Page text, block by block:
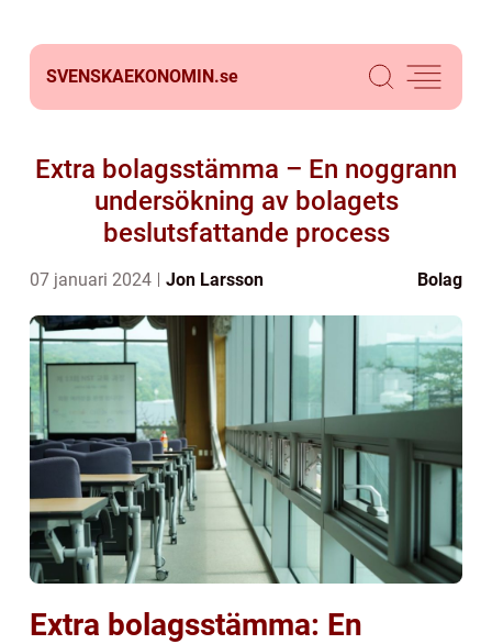
SVENSKAEKONOMIN.se
Extra bolagsstämma – En noggrann
undersökning av bolagets
beslutsfattande process
07 januari 2024 Jon Larsson Bolag
Extra bolagsstämma: En